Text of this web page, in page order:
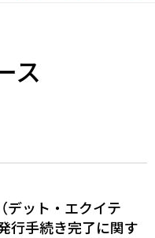
ス
デット・エクイテ
行手続き完了に関す